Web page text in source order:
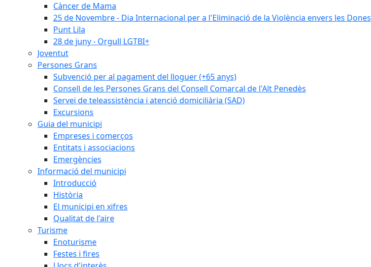
Càncer de Mama
25 de Novembre - Dia Internacional per a l'Eliminació de la Violència envers les Dones
Punt Lila
28 de juny - Orgull LGTBI+
Joventut
Persones Grans
Subvenció per al pagament del lloguer (+65 anys)
Consell de les Persones Grans del Consell Comarcal de l'Alt Penedès
Servei de teleassistència i atenció domiciliària (SAD)
Excursions
Guia del municipi
Empreses i comerços
Entitats i associacions
Emergències
Informació del municipi
Introducció
Història
El municipi en xifres
Qualitat de l'aire
Turisme
Enoturisme
Festes i fires